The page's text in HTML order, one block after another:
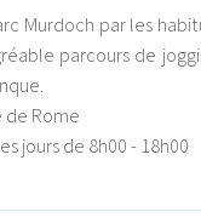
Murdoch par les
parcours de
de Rome
jours de 8h00 - 18h00